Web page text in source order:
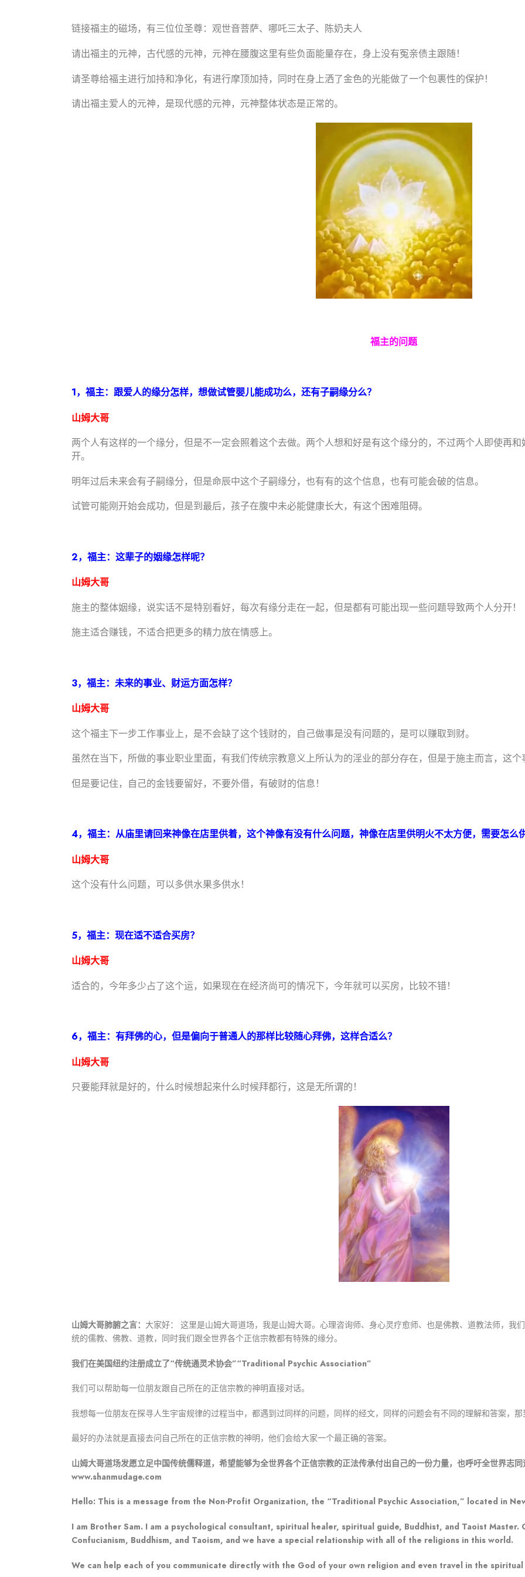
链接福主的磁场，有三位位圣尊：观世音菩萨、哪吒三太子、陈奶夫人
请出福主的元神，古代感的元神，元神在腰腹这里有些负面能量存在，身上没有冤亲债主跟随！
请圣尊给福主进行加持和净化，有进行摩顶加持，同时在身上洒了金色的光能做了一个包裹性的保护！
请出福主爱人的元神，是现代感的元神，元神整体状态是正常的。
福主的问题
1，福主：跟爱人的缘分怎样，想做试管婴儿能成功么，还有子嗣缘分么？
山姆大哥
两个人有这样的一个缘分，但是不一定会照着这个去做。两个人想和好是有这个缘分的，不过两个人即使再
开。
明年过后未来会有子嗣缘分，但是命辰中这个子嗣缘分，也有有的这个信息，也有可能会破的信息。
试管可能刚开始会成功，但是到最后，孩子在腹中未必能健康长大，有这个困难阻碍。
2，福主：这辈子的姻缘怎样呢？
山姆大哥
施主的整体姻缘，说实话不是特别看好，每次有缘分走在一起，但是都有可能出现一些问题导致两个人分开！
施主适合赚钱，不适合把更多的精力放在情感上。
3，福主：未来的事业、财运方面怎样？
山姆大哥
这个福主下一步工作事业上，是不会缺了这个钱财的，自己做事是没有问题的，是可以赚取到财。
虽然在当下，所做的事业职业里面，有我们传统宗教意义上所认为的淫业的部分存在，但是于施主而言，这个
但是要记住，自己的金钱要留好，不要外借，有破财的信息！
4，福主：从庙里请回来神像在店里供着，这个神像有没有什么问题，神像在店里供明火不太方便，需要怎么
山姆大哥
这个没有什么问题，可以多供水果多供水！
5，福主：现在适不适合买房？
山姆大哥
适合的，今年多少占了这个运，如果现在在经济尚可的情况下，今年就可以买房，比较不错！
6，福主：有拜佛的心，但是偏向于普通人的那样比较随心拜佛，这样合适么？
山姆大哥
只要能拜就是好的，什么时候想起来什么时候拜都行，这是无所谓的！
山姆大哥肺腑之言： 大家好： 这里是山姆大哥道场，我是山姆大哥。心理咨询师、身心灵疗愈师、也是佛教、道教法师，我
统的儒教、佛教、道教，同时我们跟全世界各个正信宗教都有特殊的缘分。
我们在美国纽约注册成立了“传统通灵术协会”“Traditional Psychic Association”
我们可以帮助每一位朋友跟自己所在的正信宗教的神明直接对话。
我想每一位朋友在探寻人生宇宙规律的过程当中，都遇到过同样的问题，同样的经文，同样的问题会有不同的理解和答案，那
最好的办法就是直接去问自己所在的正信宗教的神明，他们会给大家一个最正确的答案。
山姆大哥道场发愿立足中国传统儒释道，希望能够为全世界各个正信宗教的正法传承付出自己的一份力量，也呼吁全世界志
www.shanmudage.com
Hello: This is a message from the Non-Profit Organization, the “Traditional Psychic Association,” located in
I am Brother Sam. I am a psychological consultant, spiritual healer, spiritual guide, Buddhist, and Taoist
Confucianism, Buddhism, and Taoism, and we have a special relationship with all of the religions in this world.
We can help each of you communicate directly with the God of your own religion and even travel in the